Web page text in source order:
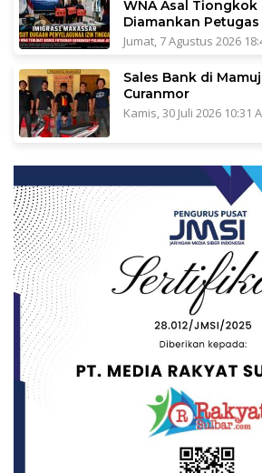
WNA Asal Tiongkok
Diamankan
Jumat, 7 Agustus 2026
Sales Bank di
Curanmor
Kamis, 30 Juli 2026 10:31